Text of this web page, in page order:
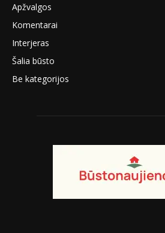
Apžvalgos
Komentarai
Interjeras
Šalia būsto
Be kategorijos